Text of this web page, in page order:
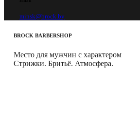
minsk@brock.by
BROCK BARBERSHOP
Место для мужчин с характером
Стрижки. Бритьё. Атмосфера.